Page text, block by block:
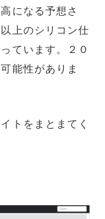
になる予想さ
上のシリコン仕
ています。２０
能性がありま
トをまとまてく